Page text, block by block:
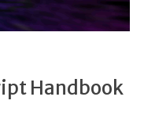
Handbook